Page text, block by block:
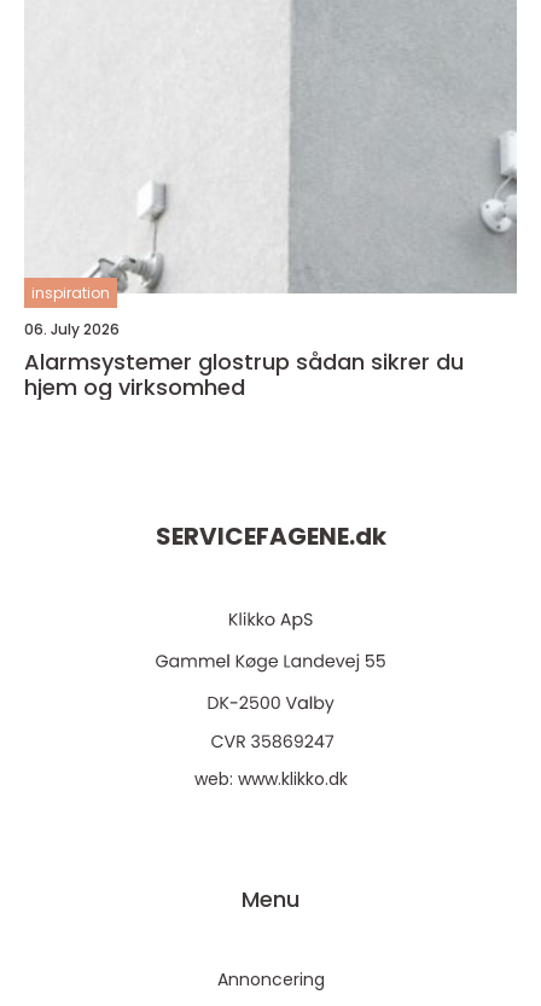
inspiration
06. July 2026
Alarmsystemer glostrup sådan sikrer du
hjem og virksomhed
SERVICEFAGENE.dk
web: www.klikko.dk
Menu
Annoncering